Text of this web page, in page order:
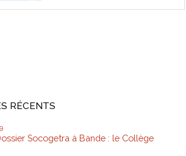
RÉCENTS
Socogetra à Bande : le Collège